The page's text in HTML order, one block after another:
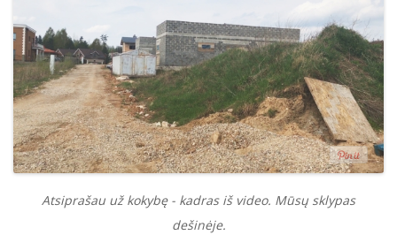
Atsiprašau už kokybę - kadras iš video. Mūsų sklypas
dešinėje.